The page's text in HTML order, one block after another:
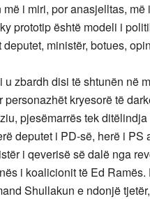
i miri, por anasjelltas,
prototip është modeli i
ministër, botues,
zbardh disi të shtunën në
personazhët kryesorë të
pjesëmarrës tek
deputet i PD-së, herë i
i qeverisë së dalë nga
i koalicionit të Ed
Shullakun e ndonjë